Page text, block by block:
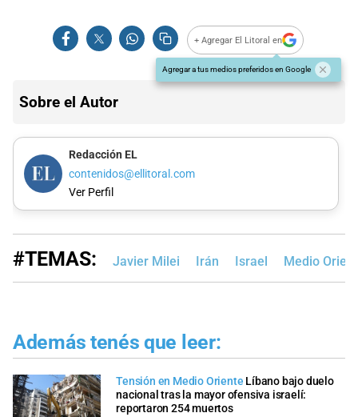
+ Agregar El Litoral en
Agregar a tus medios preferidos en Google
Sobre el Autor
Redacción EL
contenidos@ellitoral.com
Ver Perfil
#TEMAS: Javier Milei Irán Israel Medio
Además tenés que leer:
Tensión en Medio Oriente Líbano bajo duelo
nacional tras la mayor ofensiva israelí:
reportaron 254 muertos